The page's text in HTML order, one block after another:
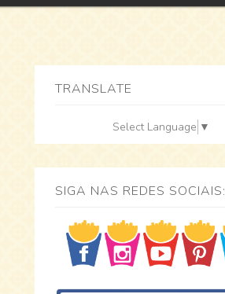
TRANSLATE
Select Language ▼
SIGA NAS REDES SOCIAIS: